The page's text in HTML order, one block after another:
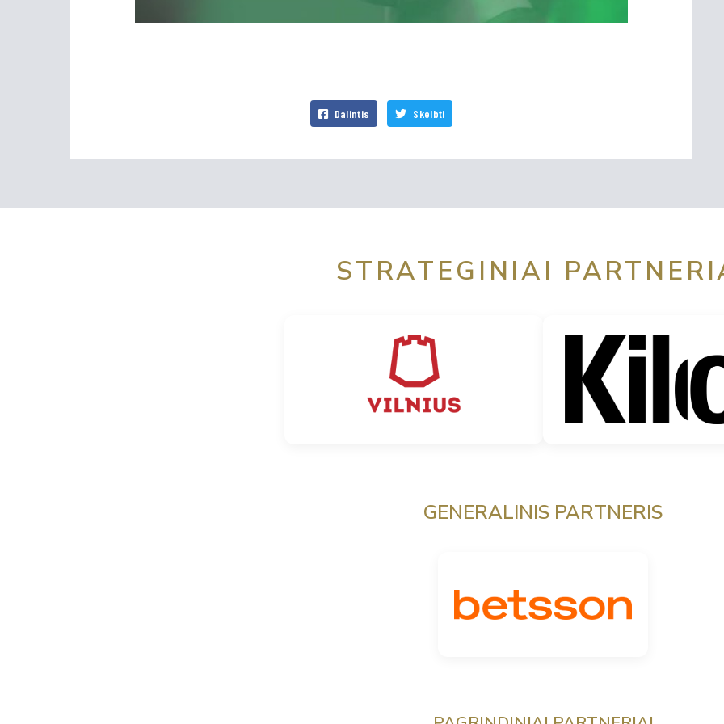
Dalintis Skelbti
STRATEGINIAI
GENERALINIS PARTNERIS